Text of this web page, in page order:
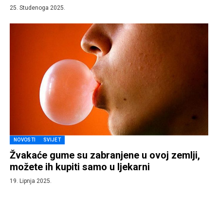
25. Studenoga 2025.
NOVOSTI SVIJET
Žvakaće gume su zabranjene u ovoj zemlji,
možete ih kupiti samo u ljekarni
19. Lipnja 2025.